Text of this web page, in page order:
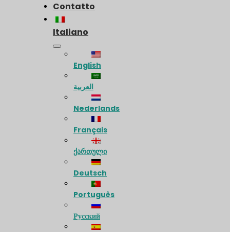
Contatto
Italiano
English
العربية
Nederlands
Français
ქართული
Deutsch
Português
Русский